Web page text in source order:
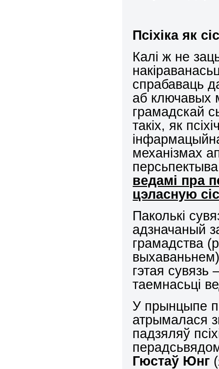
Псіхіка як
Калі ж не
спрабаваць
аб ключавых
грамадскай
такіх, як
механізмах
ведамі пра
цэласную
Паколькі
адзначаный
грамадства
гэтая сувязь
таемнасьці
У прынцыпе
атрымалася
падзяляў
Гюстаў Юнг